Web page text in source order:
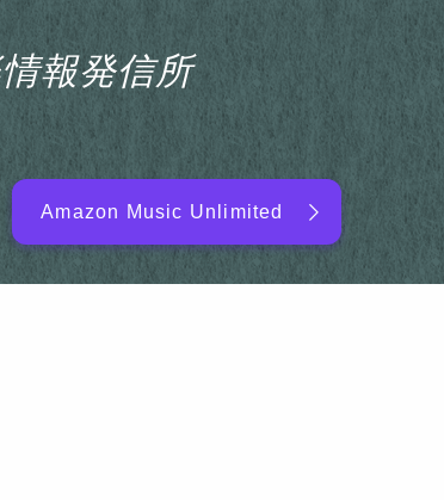
報発信所
EDM/DJ/PD ARTIST
Amazon Music Unlimited